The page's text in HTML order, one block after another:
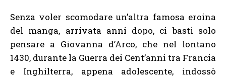
Senza voler scomodare un’altra famosa eroina
del manga, arrivata anni dopo, ci basti solo
pensare a Giovanna d’Arco, che nel lontano
1430, durante la Guerra dei Cent’anni tra Francia
e Inghilterra, appena adolescente, indossò